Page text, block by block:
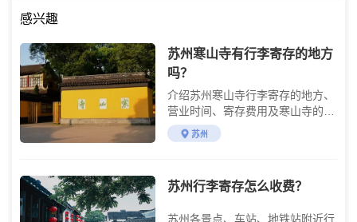
感兴趣
苏州寒山寺有行李寄存的地方
吗？
介绍苏州寒山寺行李寄存的地方、
营业时间、寄存费用及寒山寺的游
玩攻略
苏州
苏州行李寄存怎么收费？
苏州各景点、车站、地铁站附近行